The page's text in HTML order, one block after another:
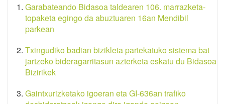
Garabateando Bidasoa taldearen 106. marrazketa-
topaketa egingo da abuztuaren 16an Mendibil
parkean
Txingudiko badian bizikleta partekatuko sistema bat
jartzeko bideragarritasun azterketa eskatu du Bidasoa
Bizirikek
Gaintxurizketako igoeran eta GI-636an trafiko